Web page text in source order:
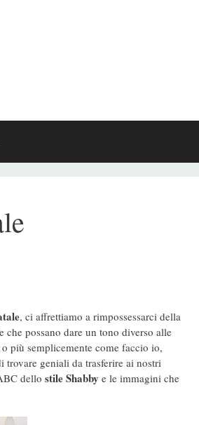
, ci affrettiamo a rimpossessarci della
possano dare un tono diverso alle
più semplicemente come faccio io,
trovare geniali da trasferire ai nostri
dello stile Shabby e le immagini che